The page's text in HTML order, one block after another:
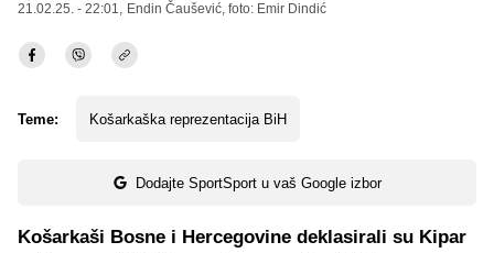
21.02.25. - 22:01, Endin Čaušević, foto: Emir Dindić
Teme: Košarkaška reprezentacija BiH
Dodajte SportSport u vaš Google izbor
Košarkaši Bosne i Hercegovine deklasirali su Kipar